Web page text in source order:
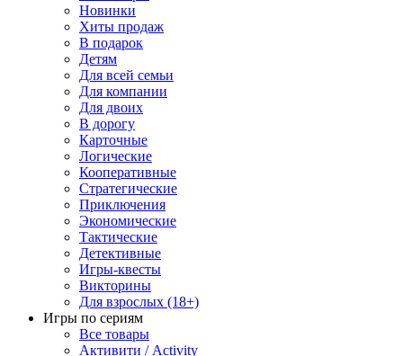
Новинки
Хиты продаж
В подарок
Детям
Для всей семьи
Для компании
Для двоих
В дорогу
Карточные
Логические
Кооперативные
Стратегические
Приключения
Экономические
Тактические
Детективные
Игры-квесты
Викторины
Для взрослых (18+)
Игры по сериям
Все товары
Активити / Activity